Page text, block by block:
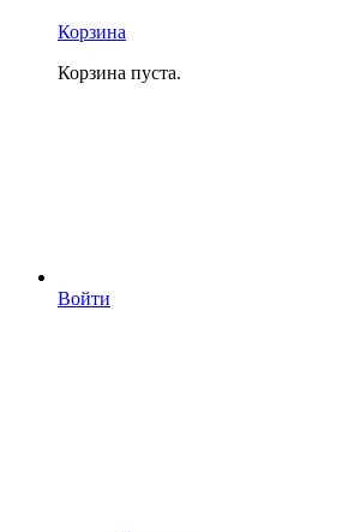
Корзина
Корзина пуста.
Войти